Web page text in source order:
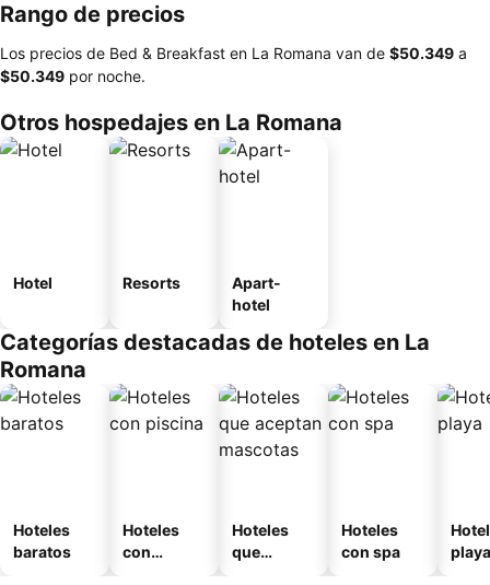
Rango de precios
Los precios de Bed & Breakfast en La Romana van de ‎$50.349 a
‎$50.349 por noche.
Otros hospedajes en La Romana
Hotel Resorts
Apart-
hotel
Categorías destacadas de hoteles en La
Romana
Hoteles
baratos
Hoteles
con
Hoteles
que
Hoteles
con spa
playa